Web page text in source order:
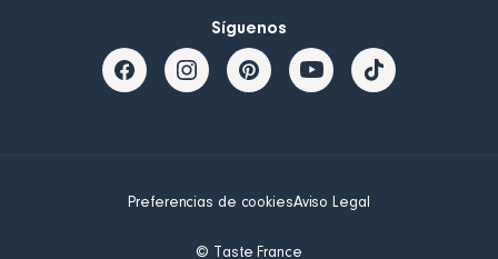
Síguenos
Preferencias de cookiesAviso Legal
© Taste France